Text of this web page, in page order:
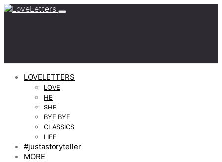
LOVELETTERS
LOVE
HE
SHE
BYE BYE
CLASSICS
LIFE
#justastoryteller
MORE